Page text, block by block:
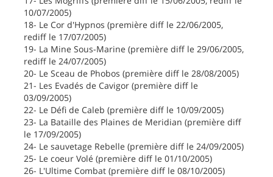
10/07/2005)
18- Le Cor d'Hypnos (première diff le 22/06/2005,
rediff le 17/07/2005)
19- La Mine Sous-Marine (première diff le 29/06/2005,
rediff le 24/07/2005)
20- Le Sceau de Phobos (première diff le 28/08/2005)
21- Les Evadés de Cavigor (première diff le
03/09/2005)
22- Le Défi de Caleb (première diff le 10/09/2005)
23- La Bataille des Plaines de Meridian (première diff
le 17/09/2005)
24- Le sauvetage Rebelle (première diff le 24/09/2005)
25- Le coeur Volé (première diff le 01/10/2005)
26- L'Ultime Combat (première diff le 08/10/2005)